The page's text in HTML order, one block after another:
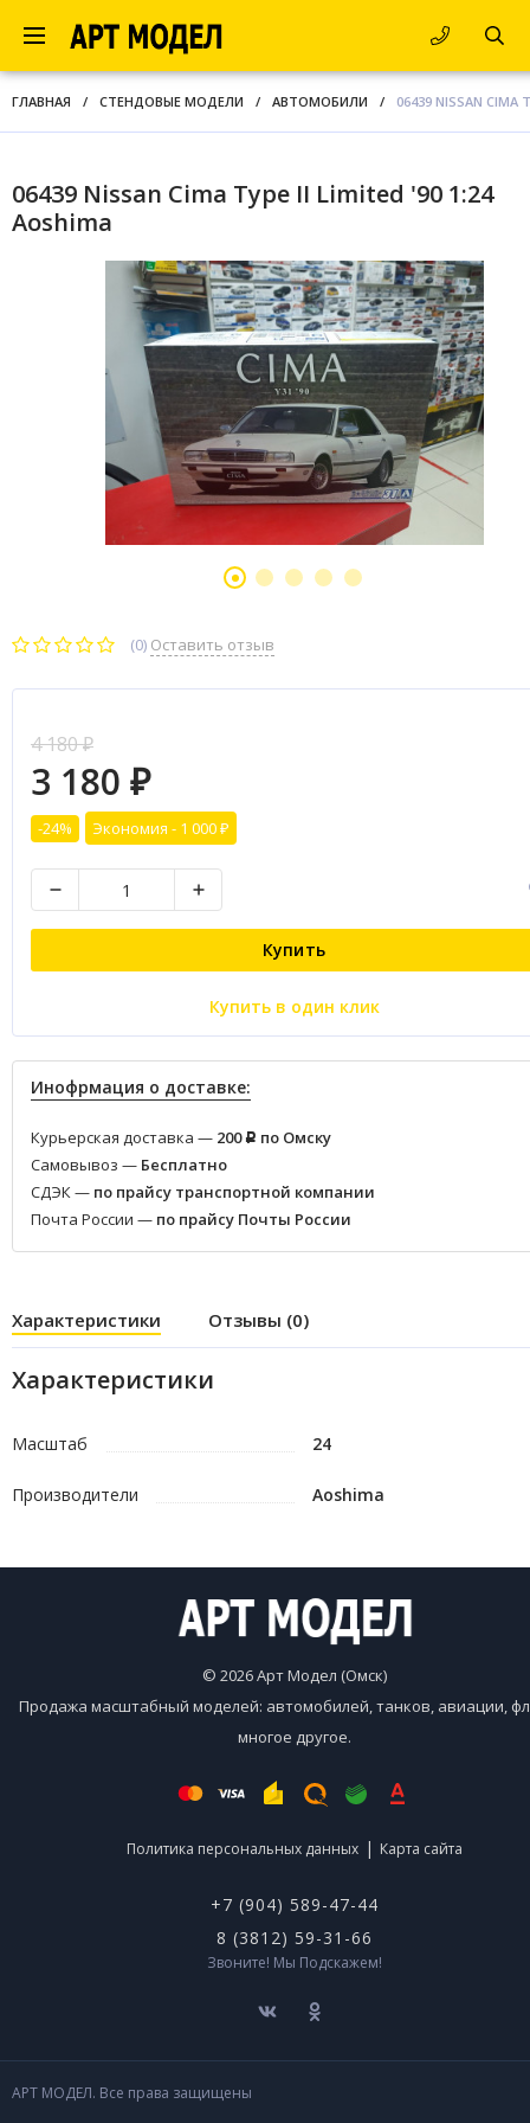
ГЛАВНАЯ / СТЕНДОВЫЕ МОДЕЛИ / АВТОМОБИЛИ / 06439 NISSAN CIMA
06439 Nissan Cima Type II Limited '90 1:24
Aoshima
(0) Оставить отзыв
4 180₽
3 180 ₽
-24% Экономия - 1 000 ₽
Купить
Купить в один клик
Инофрмация о доставке:
Курьерская доставка — 200 Р по Омску
Самовывоз — Бесплатно
СДЭК — по прайсу транспортной компании
Почта России — по прайсу Почты России
Характеристики Отзывы (0)
Характеристики
Масштаб 24
Производители Aoshima
© 2026 Арт Модел (Омск)
Продажа масштабный моделей: автомобилей, танков, авиации,
многое другое.
Политика персональных данных | Карта сайта
+7 (904) 589-47-44
8 (3812) 59-31-66
Звоните! Мы Подскажем!
АРТ МОДЕЛ. Все права защищены